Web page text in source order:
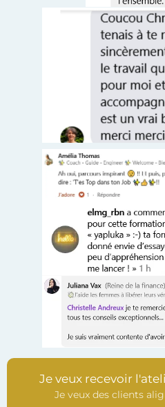
Je veux recevoir
Je veux des clients